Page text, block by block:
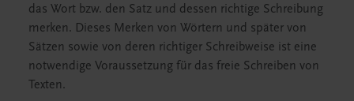
das Wort bzw. den Satz und dessen richtige Schreibung
merken. Dieses Merken von Wörtern und später von
Sätzen sowie von deren richtiger Schreibweise ist eine
notwendige Voraussetzung für das freie Schreiben von
Texten.